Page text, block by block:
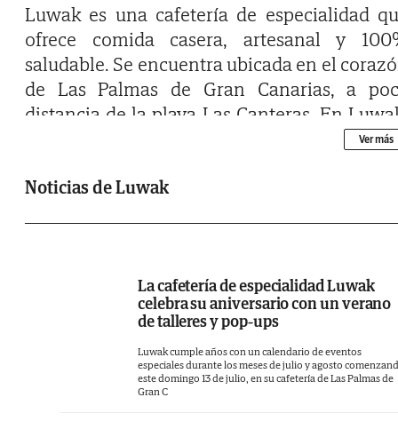
Luwak es una cafetería de especialidad
ofrece comida casera, artesanal y
saludable. Se encuentra ubicada en el
de Las Palmas de Gran Canarias, a
distancia de la playa Las Canteras. En
los comensales pueden disfrutar de un
calidad y kilómetro 0. Todos los platos
desarrollo sostenible, cuidado del
ambiente, protección de la biodiversidad y
compromiso justo entre los
productores y los consumidores. Luwak
a ser un espacio en el que los clientes
Ver más
Noticias de Luwak
La cafetería de especialidad Luwak
celebra su aniversario con un verano
de talleres y pop-ups
Luwak cumple años con un calendario de eventos
especiales durante los meses de julio y agosto
este domingo 13 de julio, en su cafetería de Las Palmas de
Gran C